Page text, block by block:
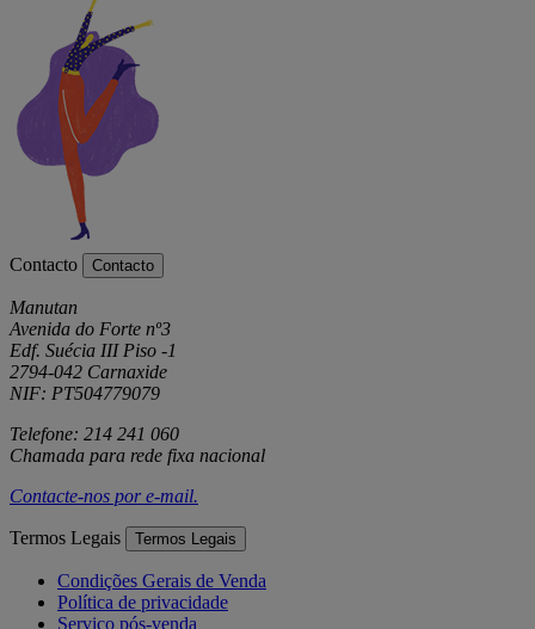
Contacto Contacto
Manutan
Avenida do Forte nº3
Edf. Suécia III Piso -1
2794-042 Carnaxide
NIF: PT504779079
Telefone: 214 241 060
Chamada para rede fixa nacional
Contacte-nos pore-mail.
Termos Legais Termos Legais
Condições Gerais de Venda
Política de privacidade
Serviço pós-venda